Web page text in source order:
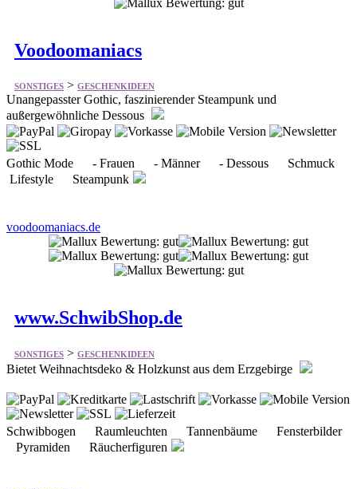
Voodoomaniacs
SONSTIGES >GESCHENKIDEEN
Unangepasster Gothic, faszinierender Steampunk und
Gothic Mode - Frauen - Männer - Dessous Schmuck
Lifestyle Steampunk
voodoomaniacs.de
www.SchwibShop.de
SONSTIGES >GESCHENKIDEEN
Bietet Weihnachtsdeko & Holzkunst aus dem Erzgebirge
Schwibbogen Raumleuchten Tannenbäume Fensterbilder
Pyramiden Räucherfiguren
schwibshop.de